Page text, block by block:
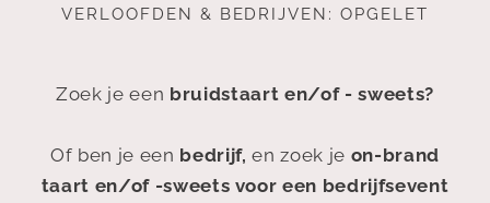
VERLOOFDEN & BEDRIJVEN: OPGELET
Zoek je een bruidstaart en/of - sweets?
Of ben je een bedrijf,en zoek je on-brand
taart en/of -sweets voor een bedrijfsevent